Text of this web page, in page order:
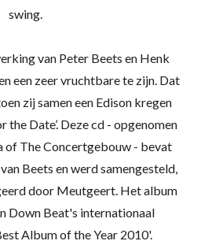
swing.
van Peter Beets en Henk
een zeer vruchtbare te zijn. Dat
zij samen een Edison kregen
the Date’. Deze cd - opgenomen
of The Concertgebouw - bevat
Beets en werd samengesteld,
door Meutgeert. Het album
Down Beat's internationaal
Album of the Year 2010'.